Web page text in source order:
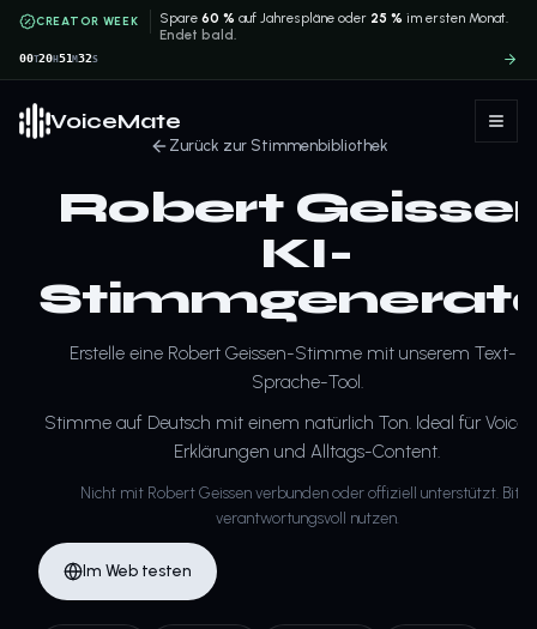
CREATOR WEEK Spare60 % auf Jahrespläne oder 25 % im ersten Monat.
Endet bald.
00T20H 51M32S
VoiceMate
Zurück zur Stimmenbibliothek
Robert
KI-
Erstelle eine Robert Geissen-Stimme mit unserem Text-
Sprache-Tool.
Stimme auf Deutsch mit einem natürlich Ton. Ideal für
Erklärungen und Alltags-Content.
Nicht mit Robert Geissen verbunden oder offiziell unterstützt. Bitte
verantwortungsvoll nutzen.
Im Web testen